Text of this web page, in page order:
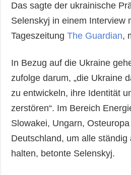
Das sagte der ukrainische
Selenskyj in einem Interview
TageszeitungThe Guardian,
In Bezug auf die Ukraine
zufolge darum, „die Ukraine
zu entwickeln, ihre Identität
zerstören“. Im Bereich
Slowakei, Ungarn,
Deutschland, um alle
halten, betonte Selenskyj.